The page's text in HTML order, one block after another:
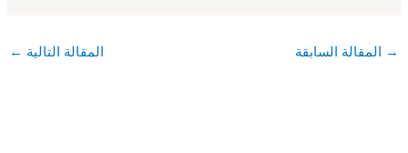
→ المقالة السابقة المقالة التالية ←